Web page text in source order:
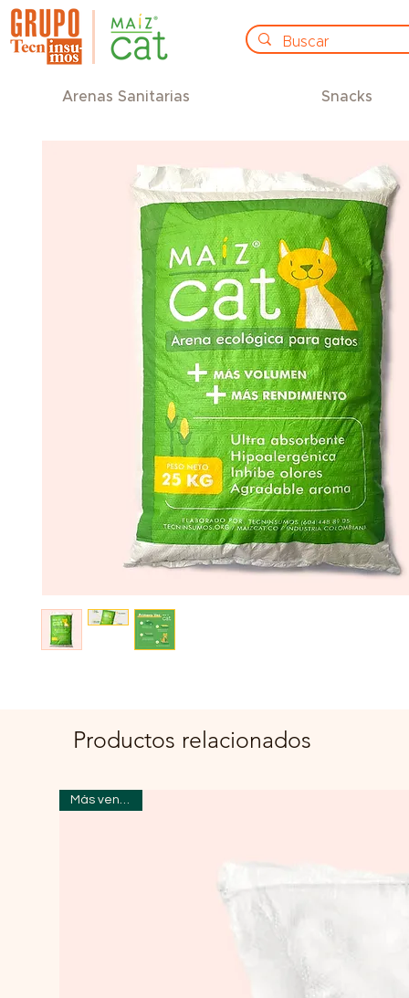
Arenas Sanitarias Snacks
Productos relacionados
Más vendidos